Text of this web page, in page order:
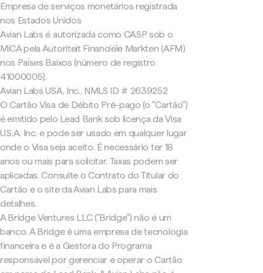
Empresa de serviços monetários registrada
nos Estados Unidos
Avian Labs é autorizada como CASP sob o
MiCA pela Autoriteit Financiële Markten (AFM)
nos Países Baixos (número de registro
41000005).
Avian Labs USA, Inc., NMLS ID # 2639252
O Cartão Visa de Débito Pré-pago (o "Cartão")
é emitido pelo Lead Bank sob licença da Visa
U.S.A. Inc. e pode ser usado em qualquer lugar
onde o Visa seja aceito. É necessário ter 18
anos ou mais para solicitar. Taxas podem ser
aplicadas. Consulte o Contrato do Titular do
Cartão e o site da Avian Labs para mais
detalhes.
A Bridge Ventures LLC ("Bridge") não é um
banco. A Bridge é uma empresa de tecnologia
financeira e é a Gestora do Programa
responsável por gerenciar e operar o Cartão